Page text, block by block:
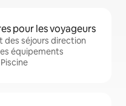
pour les voyageurs
des séjours direction
équipements